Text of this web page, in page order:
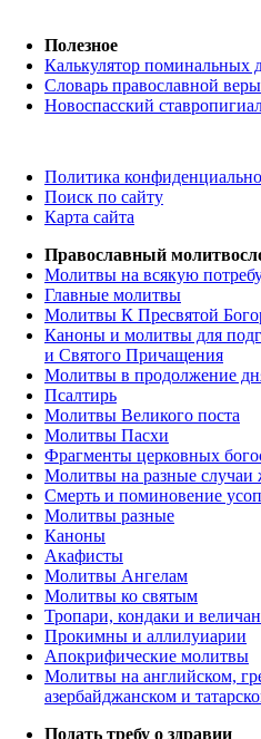
Полезное
Калькулятор поминальных
Словарь православной веры
Новоспасский
Политика
Поиск по сайту
Карта сайта
Православный
Молитвы на всякую
Главные молитвы
Молитвы К Пресвятой
Каноны и молитвы для
и Святого Причащения
Молитвы в продолжение
Псалтирь
Молитвы Великого поста
Молитвы Пасхи
Фрагменты церковных
Молитвы на разные случаи
Смерть и поминовение
Молитвы разные
Каноны
Акафисты
Молитвы Ангелам
Молитвы ко святым
Тропари, кондаки и
Прокимны и аллилуиарии
Апокрифические молитвы
Молитвы на английском,
азербайджанском и
Подать требу о здравии